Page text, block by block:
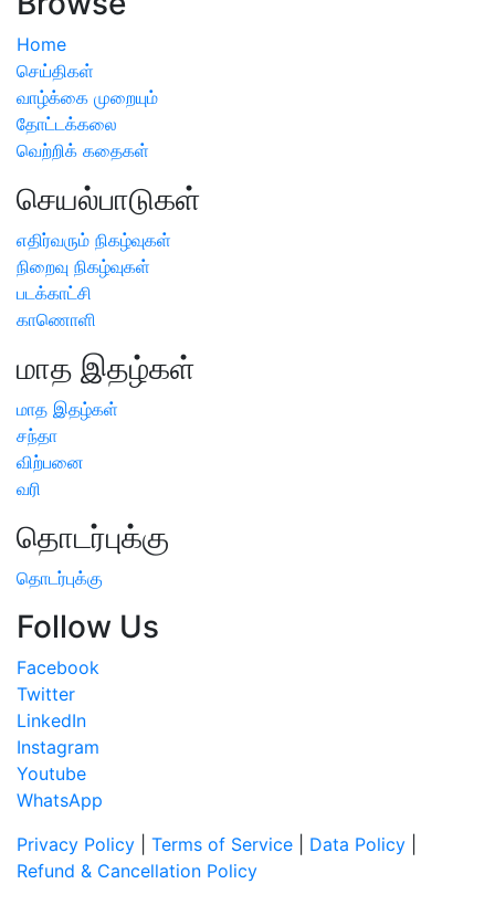
Home
செய்திகள்
வாழ்க்கை முறையும்
தோட்டக்கலை
வெற்றிக் கதைகள்
செயல்பாடுகள்
எதிர்வரும் நிகழ்வுகள்
நிறைவு நிகழ்வுகள்
படக்காட்சி
காணொளி
மாத இதழ்கள்
மாத இதழ்கள்
சந்தா
விற்பனை
வரி
தொடர்புக்கு
தொடர்புக்கு
Follow Us
Facebook
Twitter
LinkedIn
Instagram
Youtube
WhatsApp
Privacy Policy
Terms of Service Data Policy
Refund & Cancellation Policy